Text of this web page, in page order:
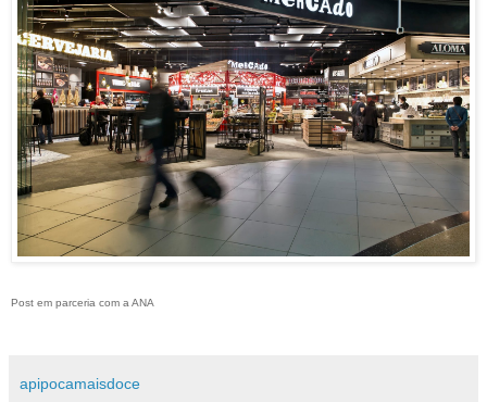
Post em parceria com a ANA
apipocamaisdoce